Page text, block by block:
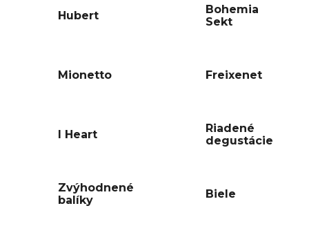
Hubert
Bohemia
Sekt
Mionetto Freixenet
I Heart
Riadené
degustácie
Zvýhodnené
balíky
Biele